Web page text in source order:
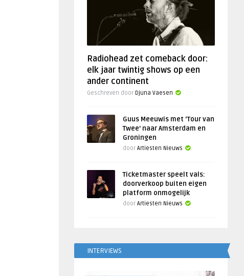
Radiohead zet comeback door:
elk jaar twintig shows op een
ander continent
Geschreven door Djuna Vaesen
Guus Meeuwis met ‘Tour van
Twee’ naar Amsterdam en
Groningen
door Artiesten Nieuws
Ticketmaster speelt vals:
doorverkoop buiten eigen
platform onmogelijk
door Artiesten Nieuws
INTERVIEWS